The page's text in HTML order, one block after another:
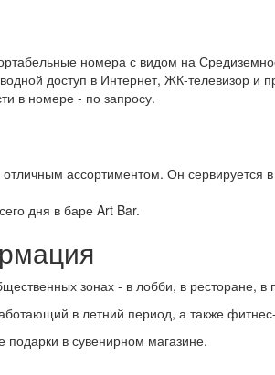
номера с видом на
доступ в Интернет, ЖК-телевизор и
в номере - по запросу.
отличным ассортиментом. Он
дня в баре Art Bar.
зонах - в лобби, в ресторане,
в летний период, а также
подарки в сувенирном магазине.